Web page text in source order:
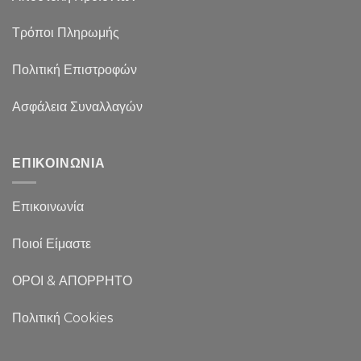
Τρόποι Πληρωμής
Πολιτική Επιστροφών
Ασφάλεια Συναλλαγών
ΕΠΙΚΟΙΝΩΝΙΑ
Επικοινωνία
Ποιοί Είμαστε
ΟΡΟΙ & ΑΠΟΡΡΗΤΟ
Πολιτική Cookies